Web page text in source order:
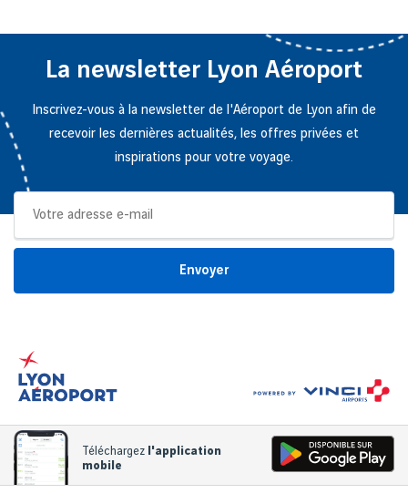
La newsletter Lyon Aéroport
Inscrivez-vous à la newsletter de l'Aéroport de Lyon afin de
recevoir les dernières actualités, les offres privées et
inspirations pour votre voyage.
Envoyer
Téléchargez l'application
mobile